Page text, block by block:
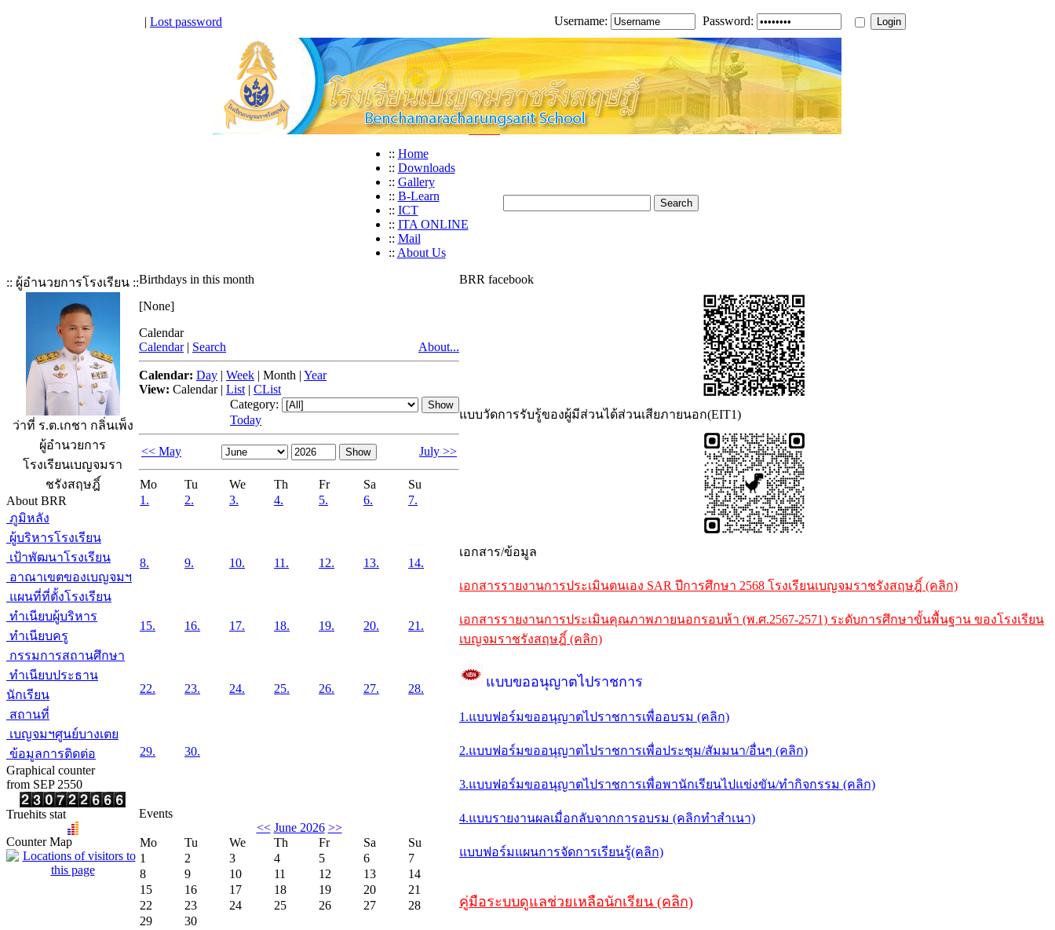
| Lost password Username: Password:
:: Home
:: Downloads
:: Gallery
:: B-Learn
:: ICT
:: ITA ONLINE
:: Mail
:: About Us
:: ผู้อำนวยการโรงเรียน ::
ว่าที่ ร.ต.เกชา กลิ่นเพ็ง
ผู้อำนวยการ
โรงเรียนเบญจมรา
ชรังสฤษฎิ์
About BRR
ภูมิหลัง
ผู้บริหารโรงเรียน
เป้าพัฒนาโรงเรียน
อาณาเขตของเบญจมฯ
แผนที่ที่ตั้งโรงเรียน
ทำเนียบผู้บริหาร
ทำเนียบครู
กรรมการสถานศึกษา
ทำเนียบประธาน
นักเรียน
สถานที่
เบญจมฯศูนย์บางเตย
ข้อมูลการติดต่อ
Graphical counter
from SEP 2550
Truehits stat
Counter Map
Birthdays in this month
[None]
Calendar
Calendar | Search About...
Calendar: Day | Week | Month | Year
View: Calendar| List | CList
Category:
Today
<< May July >>
Mo Tu We Th Fr Sa
Su
1.
2. 3. 4. 5. 6. 7.
8. 9. 10. 11. 12. 13. 14.
15. 16. 17. 18. 19. 20. 21.
22. 23. 24. 25. 26. 27. 28.
29. 30.
Events
<< June 2026 >>
Mo
Tu We Th Fr Sa
Su
1
2 3 4 5 6
7
8
9 10 11 12 13
14
15
16 17 18 19 20
21
22
23 24 25 26 27
28
29
30
BRR facebook
แบบวัดการรับรู้ของผู้มีส่วนได้ส่วนเสียภายนอก(EIT1)
เอกสาร/ข้อมูล
เอกสารรายงานการประเมินตนเอง SAR ปีการศึกษา 2568 โรงเรียนเบญจมราชรังสฤษฎิ์ (คลิก)
เอกสารรายงานการประเมินคุณภาพภายนอกรอบห้า (พ.ศ.2567-2571) ระดับการศึกษาขั้นพื้นฐาน ของโรงเรียน
เบญจมราชรังสฤษฎิ์ (คลิก)
แบบขออนุญาตไปราชการ
1.แบบฟอร์มขออนุญาตไปราชการเพื่ออบรม (คลิก)
2.แบบฟอร์มขออนุญาตไปราชการเพื่อประชุม/สัมมนา/อื่นๆ (คลิก)
3.แบบฟอร์มขออนุญาตไปราชการเพื่อพานักเรียนไปแข่งขัน/ทำกิจกรรม (คลิก)
4.แบบรายงานผลเมื่อกลับจากการอบรม (คลิกทำสำเนา)
แบบฟอร์มแผนการจัดการเรียนรู้(คลิก)
คู่มือระบบดูแลช่วยเหลือนักเรียน (คลิก)